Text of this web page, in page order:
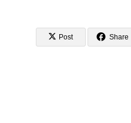
Post Share